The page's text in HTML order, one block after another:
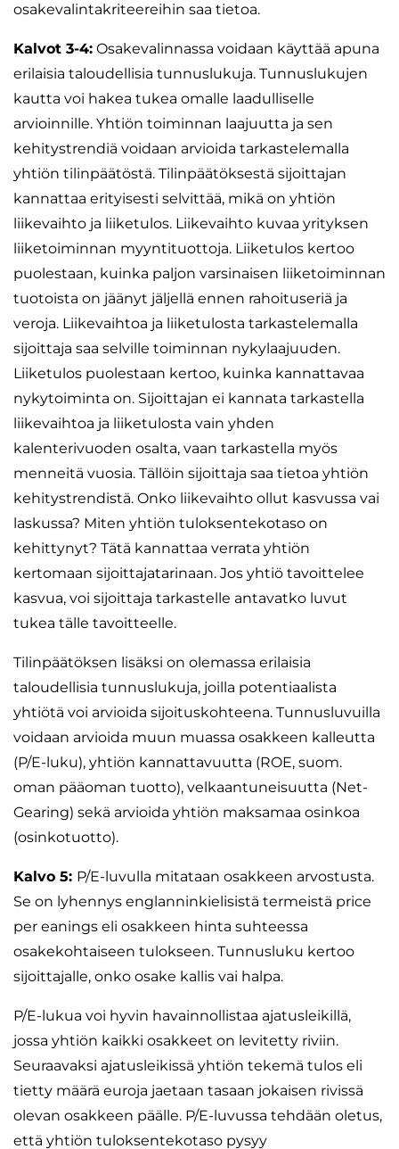
osakevalintakriteereihin saa tietoa.
Kalvot 3-4: Osakevalinnassa voidaan käyttää apuna
erilaisia taloudellisia tunnuslukuja. Tunnuslukujen
kautta voi hakea tukea omalle laadulliselle
arvioinnille. Yhtiön toiminnan laajuutta ja sen
kehitystrendiä voidaan arvioida tarkastelemalla
yhtiön tilinpäätöstä. Tilinpäätöksestä sijoittajan
kannattaa erityisesti selvittää, mikä on yhtiön
liikevaihto ja liiketulos. Liikevaihto kuvaa yrityksen
liiketoiminnan myyntituottoja. Liiketulos kertoo
puolestaan, kuinka paljon varsinaisen liiketoiminnan
tuotoista on jäänyt jäljellä ennen rahoituseriä ja
veroja. Liikevaihtoa ja liiketulosta tarkastelemalla
sijoittaja saa selville toiminnan nykylaajuuden.
Liiketulos puolestaan kertoo, kuinka kannattavaa
nykytoiminta on. Sijoittajan ei kannata tarkastella
liikevaihtoa ja liiketulosta vain yhden
kalenterivuoden osalta, vaan tarkastella myös
menneitä vuosia. Tällöin sijoittaja saa tietoa yhtiön
kehitystrendistä. Onko liikevaihto ollut kasvussa vai
laskussa? Miten yhtiön tuloksentekotaso on
kehittynyt? Tätä kannattaa verrata yhtiön
kertomaan sijoittajatarinaan. Jos yhtiö tavoittelee
kasvua, voi sijoittaja tarkastelle antavatko luvut
tukea tälle tavoitteelle.
Tilinpäätöksen lisäksi on olemassa erilaisia
taloudellisia tunnuslukuja, joilla potentiaalista
yhtiötä voi arvioida sijoituskohteena. Tunnusluvuilla
voidaan arvioida muun muassa osakkeen kalleutta
(P/E-luku), yhtiön kannattavuutta (ROE, suom.
oman pääoman tuotto), velkaantuneisuutta (Net-
Gearing) sekä arvioida yhtiön maksamaa osinkoa
(osinkotuotto).
Kalvo 5: P/E-luvulla mitataan osakkeen arvostusta.
Se on lyhennys englanninkielisistä termeistä price
per eanings eli osakkeen hinta suhteessa
osakekohtaiseen tulokseen. Tunnusluku kertoo
sijoittajalle, onko osake kallis vai halpa.
P/E-lukua voi hyvin havainnollistaa ajatusleikillä,
jossa yhtiön kaikki osakkeet on levitetty riviin.
Seuraavaksi ajatusleikissä yhtiön tekemä tulos eli
tietty määrä euroja jaetaan tasaan jokaisen rivissä
olevan osakkeen päälle. P/E-luvussa tehdään oletus,
että yhtiön tuloksentekotaso pysyy